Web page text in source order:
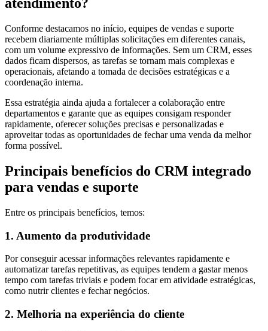
Conforme destacamos no início, equipes de vendas e suporte
recebem diariamente múltiplas solicitações em diferentes canais,
com um volume expressivo de informações. Sem um CRM, esses
dados ficam dispersos, as tarefas se tornam mais complexas e
operacionais, afetando a tomada de decisões estratégicas e a
coordenação interna.
Essa estratégia ainda ajuda a fortalecer a colaboração entre
departamentos e garante que as equipes consigam responder
rapidamente, oferecer soluções precisas e personalizadas e
aproveitar todas as oportunidades de fechar uma venda da melhor
forma possível.
Principais benefícios do CRM integrado
para vendas e suporte
Entre os principais benefícios, temos:
1. Aumento da produtividade
Por conseguir acessar informações relevantes rapidamente e
automatizar tarefas repetitivas, as equipes tendem a gastar menos
tempo com tarefas triviais e podem focar em atividade estratégicas,
como nutrir clientes e fechar negócios.
2. Melhoria na experiência do cliente